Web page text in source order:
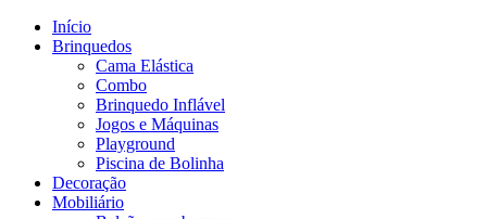
Início
Brinquedos
Cama Elástica
Combo
Brinquedo Inflável
Jogos e Máquinas
Playground
Piscina de Bolinha
Decoração
Mobiliário